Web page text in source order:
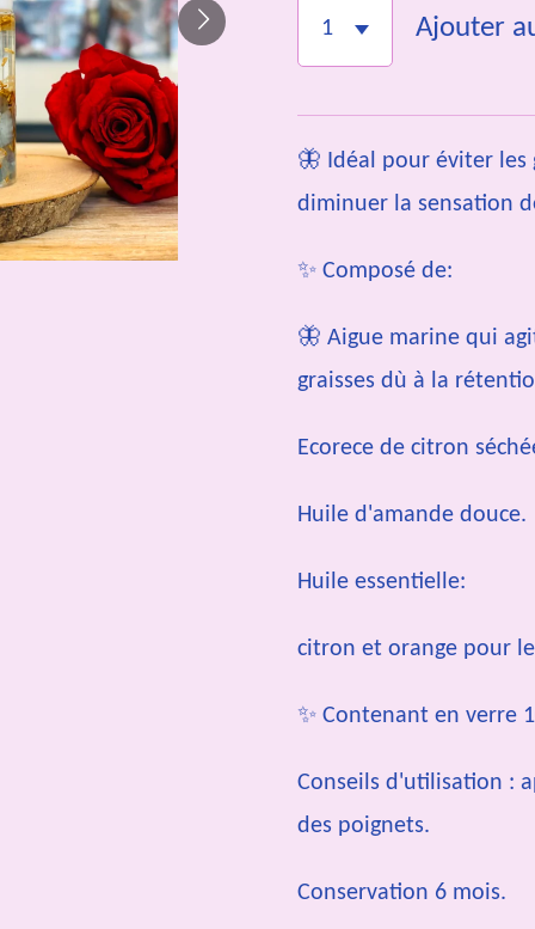
Ajouter
🦋 Idéal pour éviter les
diminuer la sensation
✨ Composé de:
🦋 Aigue marine qui
graisses dù à la
Ecorece de citron
Huile d'amande douce.
Huile essentielle:
citron et orange pour
✨ Contenant en verre
Conseils d'utilisation :
des poignets.
Conservation 6 mois.